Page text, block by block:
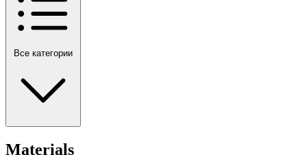
Все категории
Materials